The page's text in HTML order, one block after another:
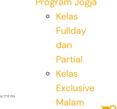
Kelas
Fullday
dan
Partial
Kelas
Exclusive
Malam